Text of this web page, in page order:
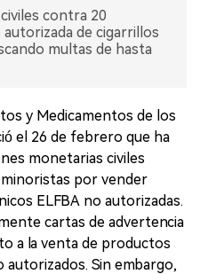
contra 20
de cigarrillos
multas de hasta
y Medicamentos de los
el 26 de febrero que ha
monetarias civiles
por vender
ELFBA no autorizadas.
cartas de advertencia
a la venta de productos
Sin embargo,